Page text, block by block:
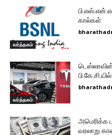
வர்த்தகம்
கால்கள்
வர்த்தகம்
அமெரிக்க
வரலாறு